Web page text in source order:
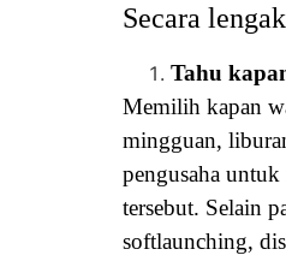
Secara
Tahu
Memilih kapan
mingguan,
pengusaha
tersebut. Selain
softlaunching,